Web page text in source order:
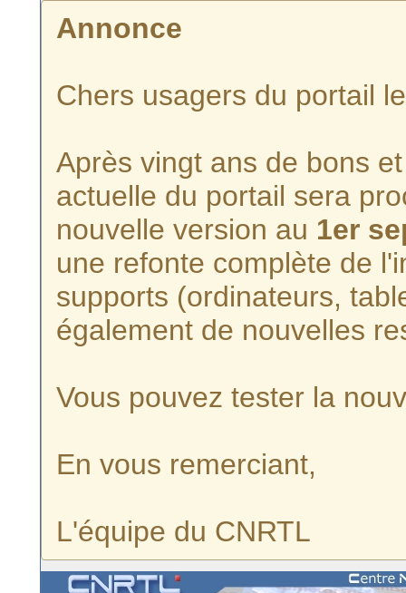
Annonce
Chers usagers du portail
Après vingt ans de bons
actuelle du portail sera
nouvelle version au 1er
une refonte complète de
supports (ordinateurs,
également de nouvelles
Vous pouvez tester la
En vous remerciant,
L'équipe du CNRTL